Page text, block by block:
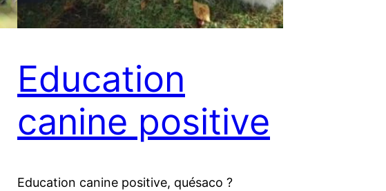
Education
canine positive
Education canine positive, quésaco ?